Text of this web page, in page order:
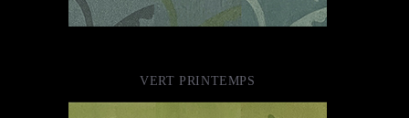
VERT PRINTEMPS